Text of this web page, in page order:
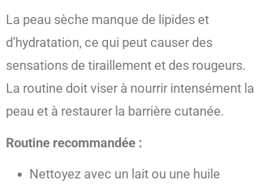
La peau sèche manque de lipides et
d’hydratation, ce qui peut causer des
sensations de tiraillement et des rougeurs.
La routine doit viser à nourrir intensément la
peau et à restaurer la barrière cutanée.
Routine recommandée :
Nettoyez avec un lait ou une huile